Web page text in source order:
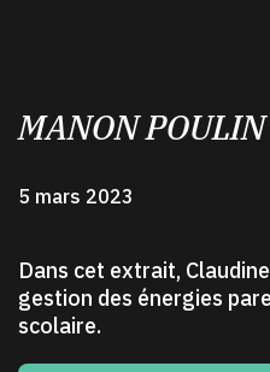
MANON POULIN
5 mars 2023
Dans cet extrait,
gestion des énergies
scolaire.